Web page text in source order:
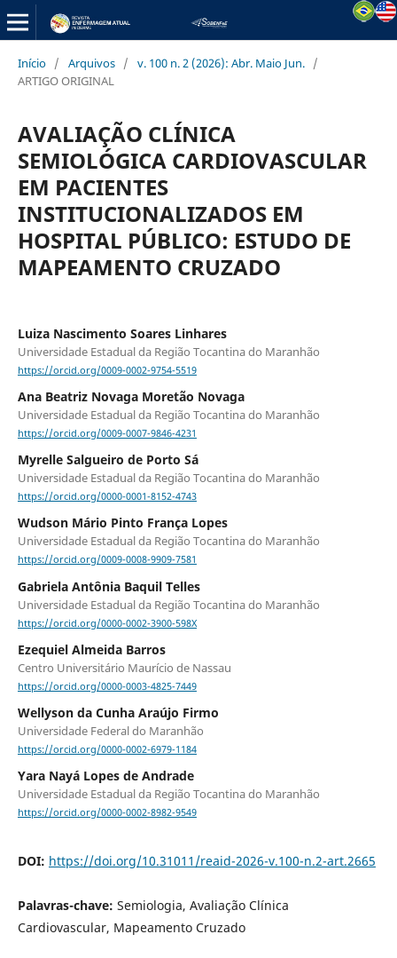
Início / Arquivos / v. 100 n. 2 (2026): Abr. Maio Jun. /
ARTIGO ORIGINAL
AVALIAÇÃO CLÍNICA
SEMIOLÓGICA CARDIOVASCULAR
EM PACIENTES
INSTITUCIONALIZADOS EM
HOSPITAL PÚBLICO: ESTUDO DE
MAPEAMENTO CRUZADO
Luiza Nascimento Soares Linhares
Universidade Estadual da Região Tocantina do Maranhão
https://orcid.org/0009-0002-9754-5519
Ana Beatriz Novaga Moretão Novaga
Universidade Estadual da Região Tocantina do Maranhão
https://orcid.org/0009-0007-9846-4231
Myrelle Salgueiro de Porto Sá
Universidade Estadual da Região Tocantina do Maranhão
https://orcid.org/0000-0001-8152-4743
Wudson Mário Pinto França Lopes
Universidade Estadual da Região Tocantina do Maranhão
https://orcid.org/0009-0008-9909-7581
Gabriela Antônia Baquil Telles
Universidade Estadual da Região Tocantina do Maranhão
https://orcid.org/0000-0002-3900-598X
Ezequiel Almeida Barros
Centro Universitário Maurício de Nassau
https://orcid.org/0000-0003-4825-7449
Wellyson da Cunha Araújo Firmo
Universidade Federal do Maranhão
https://orcid.org/0000-0002-6979-1184
Yara Nayá Lopes de Andrade
Universidade Estadual da Região Tocantina do Maranhão
https://orcid.org/0000-0002-8982-9549
DOI: https://doi.org/10.31011/reaid-2026-v.100-n.2-art.2665
Palavras-chave: Semiologia, Avaliação Clínica
Cardiovascular, Mapeamento Cruzado